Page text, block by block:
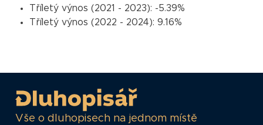
Tříletý výnos (2021 - 2023): -5.39%
Tříletý výnos (2022 - 2024): 9.16%
Vše o dluhopisech na jednom místě